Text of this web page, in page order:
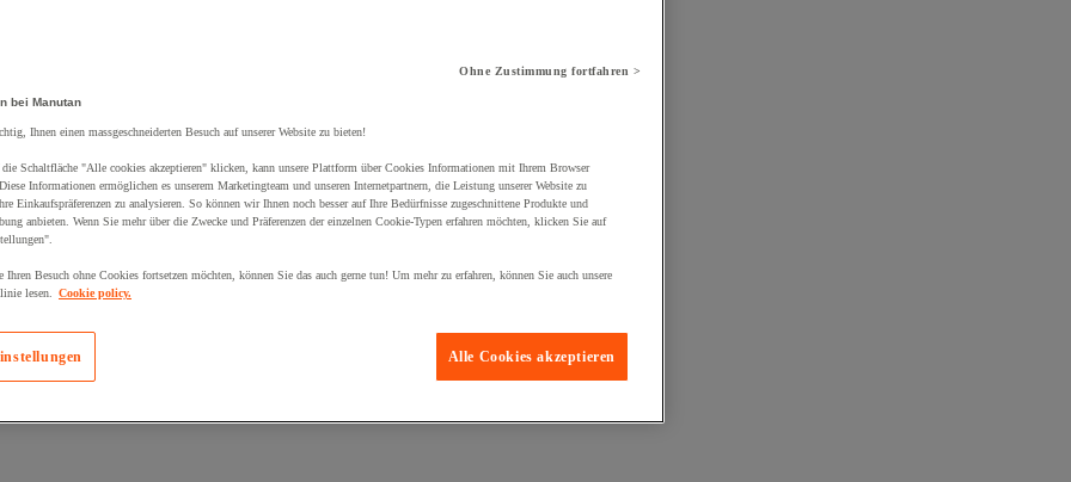
zum Warenkorb hinzugefügt:
Ohne Zustimmung fortfahren >
bei Manutan
Ihnen einen massgeschneiderten Besuch auf unserer Website zu bieten!
die Schaltfläche "Alle cookies akzeptieren" klicken, kann unsere Plattform über Cookies Informationen mit Ihrem Browser
Informationen ermöglichen es unserem Marketingteam und unseren Internetpartnern, die Leistung unserer Website zu
Einkaufspräferenzen zu analysieren. So können wir Ihnen noch besser auf Ihre Bedürfnisse zugeschnittene Produkte und
anbieten. Wenn Sie mehr über die Zwecke und Präferenzen der einzelnen Cookie-Typen erfahren möchten, klicken Sie auf
Ihren Besuch ohne Cookies fortsetzen möchten, können Sie das auch gerne tun! Um mehr zu erfahren, können Sie auch unsere
lesen.
Cookie policy.
Alle Cookies akzeptieren